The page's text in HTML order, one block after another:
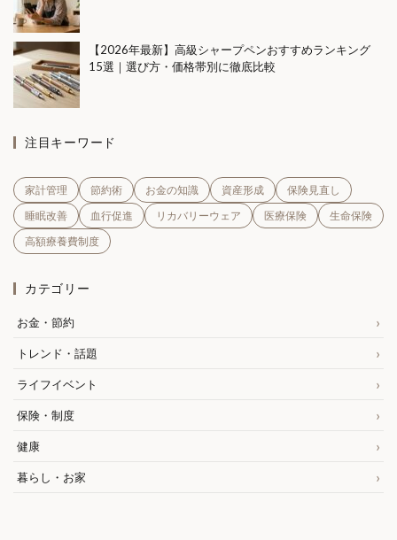
【2026年最新】高級シャープペンおすすめランキング
15選｜選び方・価格帯別に徹底比較
注目キーワード
家計管理 節約術 お金の知識 資産形成
保険見直し
睡眠改善
血行促進 リカバリーウェア 医療保険
生命保険
高額療養費制度
カテゴリー
お金・節約
トレンド・話題
ライフイベント
保険・制度
健康
暮らし・お家